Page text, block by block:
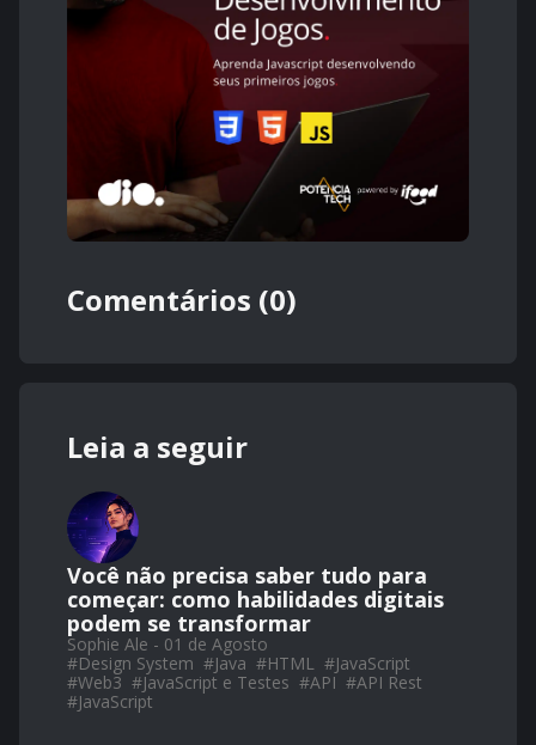
Comentários (0)
Leia a seguir
Você não precisa saber tudo para
começar: como habilidades digitais
podem se transformar
Sophie Ale - 01 de Agosto
#Design System #Java #HTML #JavaScript
#Web3 #JavaScript e Testes #API #API Rest
#JavaScript